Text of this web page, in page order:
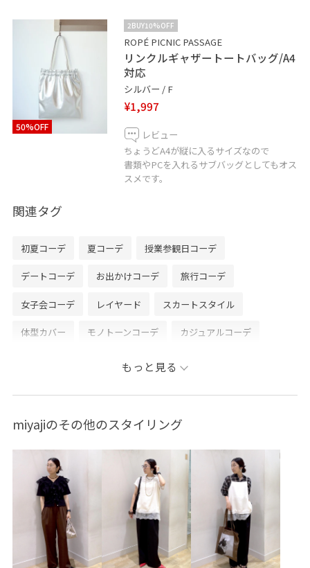
50%OFF
2BUY10%OFF
ROPÉ PICNIC PASSAGE
リンクルギャザートートバッグ/A4
対応
シルバー / F
¥1,997
レビュー
ちょうどA4が縦に入るサイズなので
書類やPCを入れるサブバッグとしてもオス
スメです。
関連タグ
初夏コーデ 夏コーデ 授業参観日コーデ
デートコーデ お出かけコーデ 旅行コーデ
女子会コーデ レイヤード スカートスタイル
体型カバー モノトーンコーデ カジュアルコーデ
きれいめコーデ
シャツ/ブラウス パンツ デニムパンツ
GDC55150 GDS16230 GIA16190
GIX16210 26SS10r 26SS15 26SS20
26SS20dp 26SSRPボトム RP26SS
RP26SS着映えトップス RP体型カバー Vネック
もっと見る
miyajiのその他のスタイリング